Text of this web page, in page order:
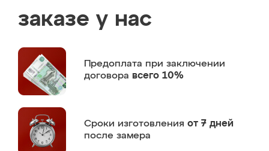
заказе у нас
Предоплата при заключении
договора всего 10%
Сроки изготовления от 7 дней
после замера